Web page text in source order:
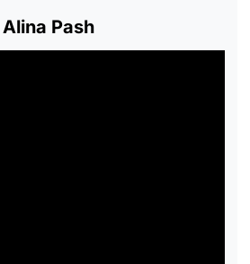
Alina Pash